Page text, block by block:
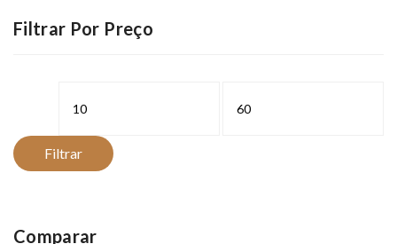
Filtrar Por Preço
Filtrar
Comparar